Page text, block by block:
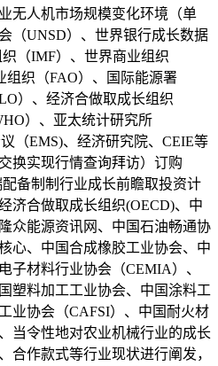
无人机市场规模变化环境（单
（UNSD）、世界银行成长数据
（IMF）、世界商业组织
组织（FAO）、国际能源署
）、经济合做取成长组织
）、亚太统计研究所
（EMS)、经济研究院、CEIE等
换实现行情查询拜访）订购
配备制制行业成长前瞻取投资计
济合做取成长组织(OECD)、中
众能源资讯网、中国石油畅通协
心、中国合成橡胶工业协会、中
子材料行业协会（CEMIA）、
塑料加工工业协会、中国涂料工
业协会（CAFSI）、中国耐火材
当令性地对农业机械行业的成长
合作款式等行业现状进行阐发，